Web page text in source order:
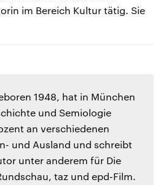
im Bereich Kultur tätig. Sie
1948, hat in München
und Semiologie
an verschiedenen
und Ausland und schreibt
unter anderem für Die
taz und epd-Film.